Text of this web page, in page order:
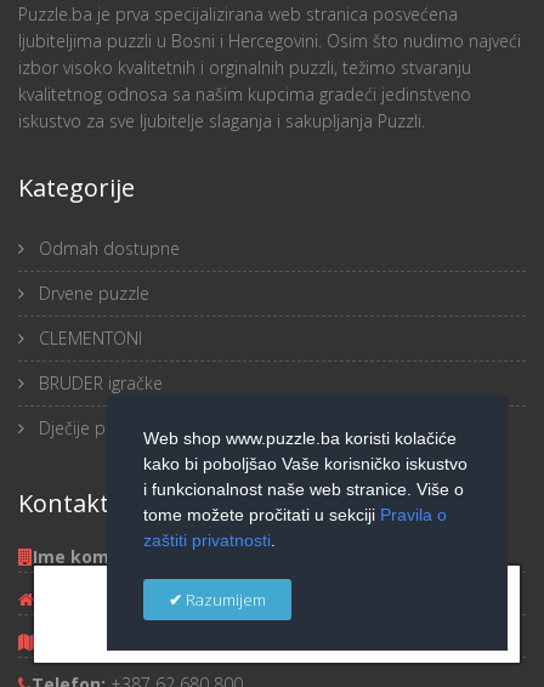
Puzzle.ba je prva specijalizirana web stranica posvećena
ljubiteljima puzzli u Bosni i Hercegovini. Osim što nudimo najveći
izbor visoko kvalitetnih i orginalnih puzzli, težimo stvaranju
kvalitetnog odnosa sa našim kupcima gradeći jedinstveno
iskustvo za sve ljubitelje slaganja i sakupljanja Puzzli.
Kategorije
Odmah dostupne
Drvene puzzle
CLEMENTONI
BRUDER igračke
Dječije puzzle
Kontakt informacije
Ime kompanije:
IN Group d.o.o.
M.Maka Dizdara 56
Web shop www.puzzle.ba koristi kolačiće
kako bi poboljšao Vaše korisničko iskustvo
i funkcionalnost naše web stranice. Više o
tome možete pročitati u sekciji Pravila o
zaštiti privatnosti.
Razumijem